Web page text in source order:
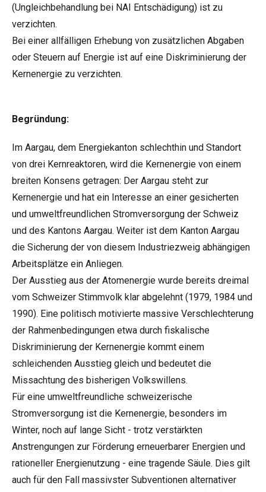
(Ungleichbehandlung bei NAI Entschädigung) ist zu
verzichten.
Bei einer allfälligen Erhebung von zusätzlichen Abgaben
oder Steuern auf Energie ist auf eine Diskriminierung der
Kernenergie zu verzichten.
Begründung:
Im Aargau, dem Energiekanton schlechthin und Standort
von drei Kernreaktoren, wird die Kernenergie von einem
breiten Konsens getragen: Der Aargau steht zur
Kernenergie und hat ein Interesse an einer gesicherten
und umweltfreundlichen Stromversorgung der Schweiz
und des Kantons Aargau. Weiter ist dem Kanton Aargau
die Sicherung der von diesem Industriezweig abhängigen
Arbeitsplätze ein Anliegen.
Der Ausstieg aus der Atomenergie wurde bereits dreimal
vom Schweizer Stimmvolk klar abgelehnt (1979, 1984 und
1990). Eine politisch motivierte massive Verschlechterung
der Rahmenbedingungen etwa durch fiskalische
Diskriminierung der Kernenergie kommt einem
schleichenden Ausstieg gleich und bedeutet die
Missachtung des bisherigen Volkswillens.
Für eine umweltfreundliche schweizerische
Stromversorgung ist die Kernenergie, besonders im
Winter, noch auf lange Sicht - trotz verstärkten
Anstrengungen zur Förderung erneuerbarer Energien und
rationeller Energienutzung - eine tragende Säule. Dies gilt
auch für den Fall massivster Subventionen alternativer